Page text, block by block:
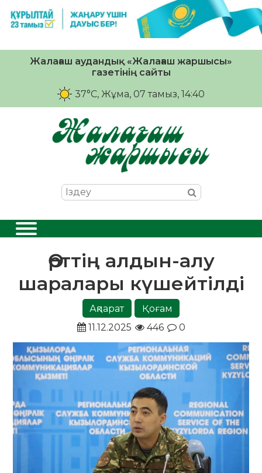
Жалағаш аудандық «Жалағаш жаршысы»
газетінің сайты
37°C, Жұма, 07 тамыз, 14:40
Өрттің алдын-алу
шаралары күшейтілді
Ақпарат
Қоғам
11.12.2025
446 0